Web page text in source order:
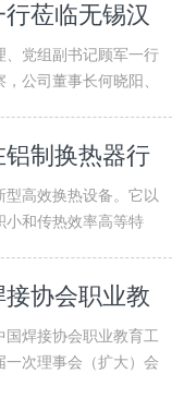
莅临无锡汉
党组副书记顾军一行
公司董事长何晓阳、
制换热器行
高效换热设备。它以
小和传热效率高等特
协会职业教
立大会在哈尔
焊接协会职业教育工
一次理事会（扩大）会